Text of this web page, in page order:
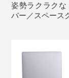
姿勢ラクラク
バー／スペース